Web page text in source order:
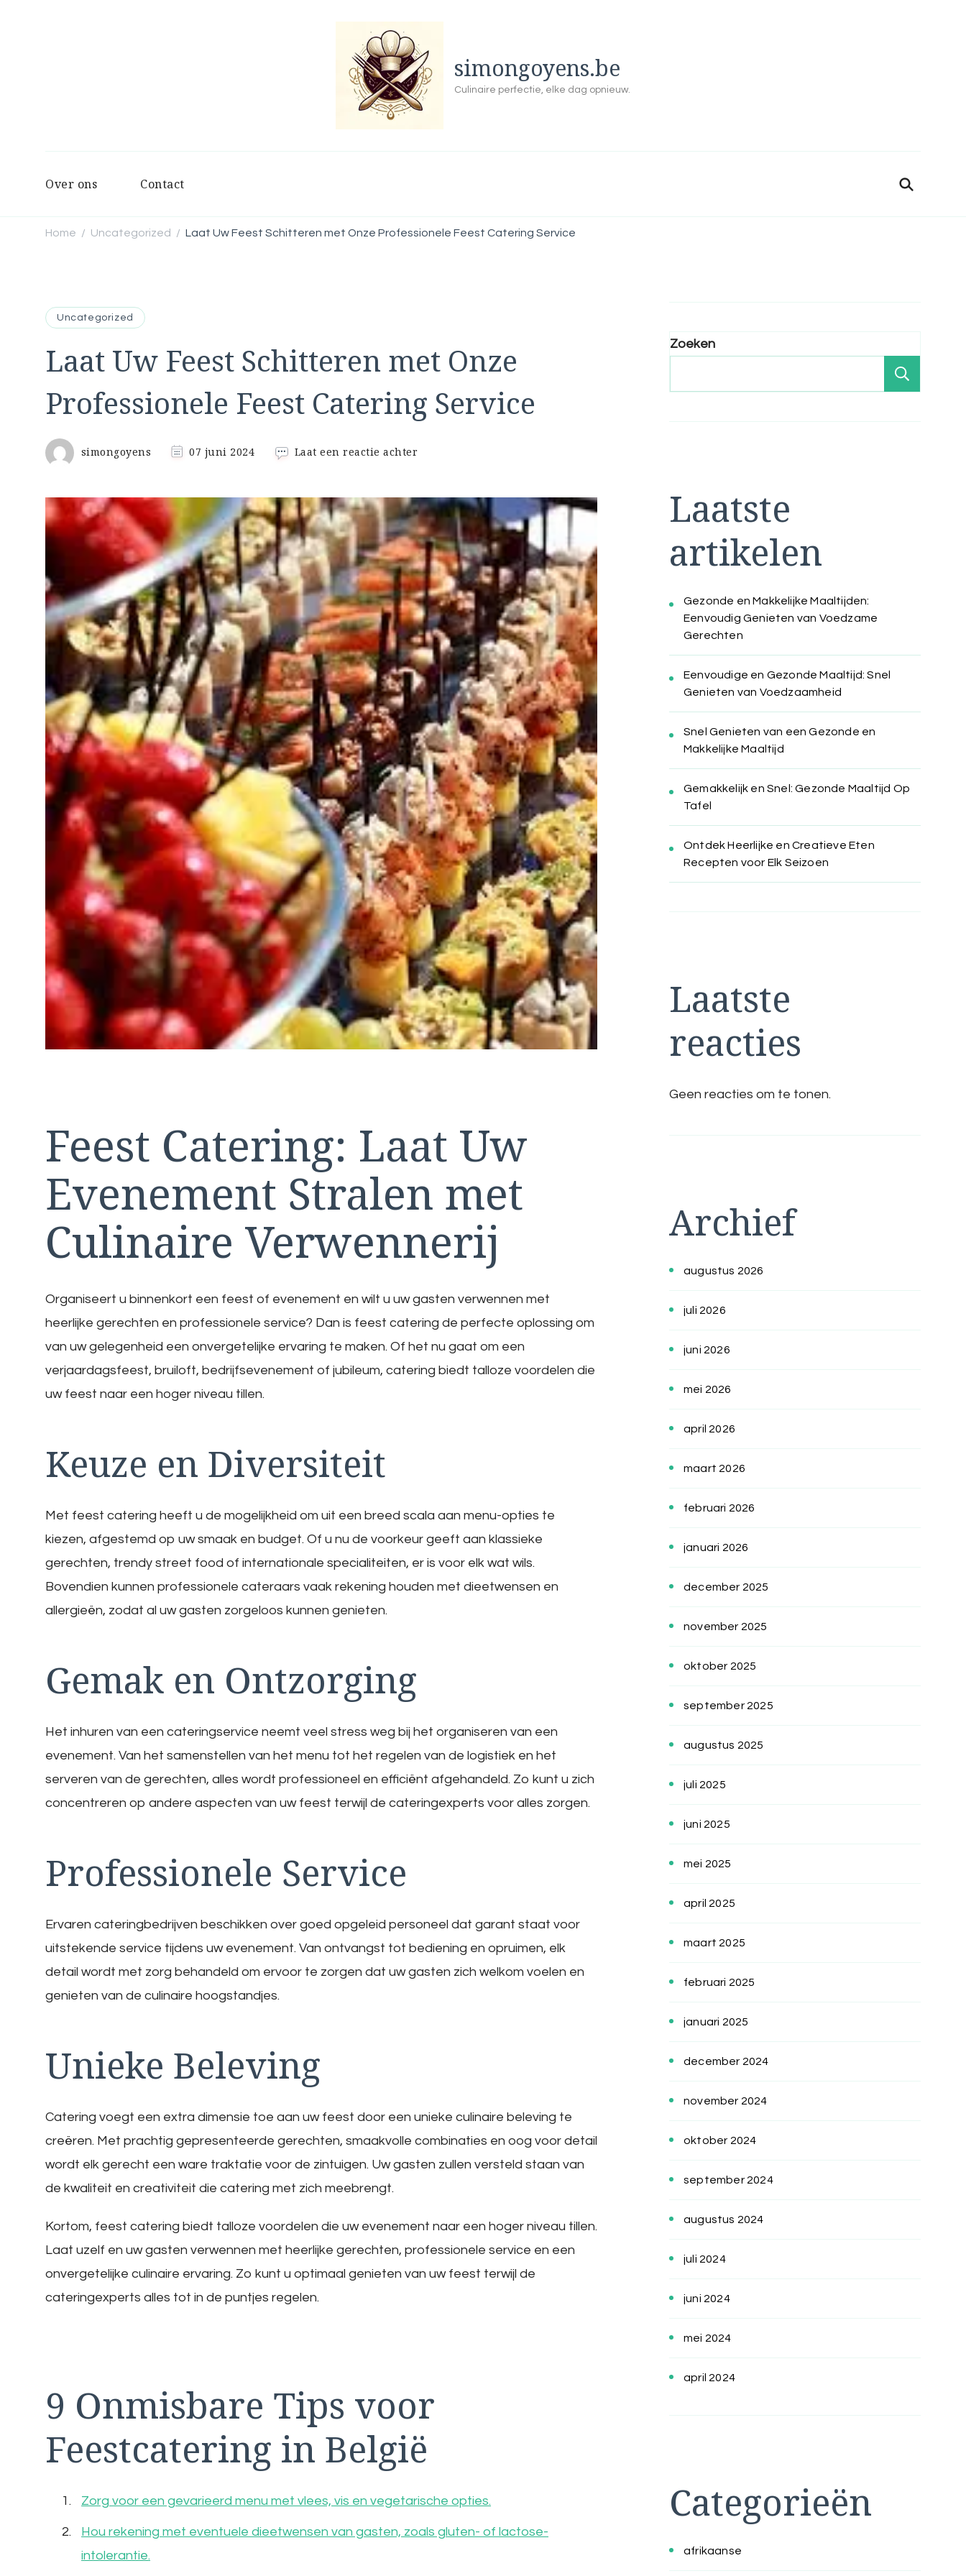
simongoyens.be
Culinaire perfectie, elke dag opnieuw.
Over ons Contact
Home / Uncategorized / Laat Uw Feest Schitteren met Onze Professionele Feest Catering Service
Uncategorized
Laat Uw Feest Schitteren met Onze
Professionele Feest Catering Service
simongoyens 07 juni 2024 Laat een reactie achter
Feest
Schitteren
met
Onze
Professionele
Feest
Catering
Service
Feest Catering: Laat Uw
Evenement Stralen met
Culinaire Verwennerij
Organiseert u binnenkort een feest of evenement en wilt u uw gasten verwennen met
heerlijke gerechten en professionele service? Dan is feest catering de perfecte oplossing om
van uw gelegenheid een onvergetelijke ervaring te maken. Of het nu gaat om een
verjaardagsfeest, bruiloft, bedrijfsevenement of jubileum, catering biedt talloze voordelen die
uw feest naar een hoger niveau tillen.
Keuze en Diversiteit
Met feest catering heeft u de mogelijkheid om uit een breed scala aan menu-opties te
kiezen, afgestemd op uw smaak en budget. Of u nu de voorkeur geeft aan klassieke
gerechten, trendy street food of internationale specialiteiten, er is voor elk wat wils.
Bovendien kunnen professionele cateraars vaak rekening houden met dieetwensen en
allergieën, zodat al uw gasten zorgeloos kunnen genieten.
Gemak en Ontzorging
Het inhuren van een cateringservice neemt veel stress weg bij het organiseren van een
evenement. Van het samenstellen van het menu tot het regelen van de logistiek en het
serveren van de gerechten, alles wordt professioneel en efficiënt afgehandeld. Zo kunt u zich
concentreren op andere aspecten van uw feest terwijl de cateringexperts voor alles zorgen.
Professionele Service
Ervaren cateringbedrijven beschikken over goed opgeleid personeel dat garant staat voor
uitstekende service tijdens uw evenement. Van ontvangst tot bediening en opruimen, elk
detail wordt met zorg behandeld om ervoor te zorgen dat uw gasten zich welkom voelen en
genieten van de culinaire hoogstandjes.
Unieke Beleving
Catering voegt een extra dimensie toe aan uw feest door een unieke culinaire beleving te
creëren. Met prachtig gepresenteerde gerechten, smaakvolle combinaties en oog voor detail
wordt elk gerecht een ware traktatie voor de zintuigen. Uw gasten zullen versteld staan van
de kwaliteit en creativiteit die catering met zich meebrengt.
Kortom, feest catering biedt talloze voordelen die uw evenement naar een hoger niveau tillen.
Laat uzelf en uw gasten verwennen met heerlijke gerechten, professionele service en een
onvergetelijke culinaire ervaring. Zo kunt u optimaal genieten van uw feest terwijl de
cateringexperts alles tot in de puntjes regelen.
9 Onmisbare Tips voor
Feestcatering in België
Zorg voor een gevarieerd menu met vlees, vis en vegetarische opties.
Hou rekening met eventuele dieetwensen van gasten, zoals gluten- of lactose-
intolerantie.
Zoeken
Laatste
artikelen
Gezonde en Makkelijke Maaltijden:
Eenvoudig Genieten van Voedzame
Gerechten
Eenvoudige en Gezonde Maaltijd: Snel
Genieten van Voedzaamheid
Snel Genieten van een Gezonde en
Makkelijke Maaltijd
Gemakkelijk en Snel: Gezonde Maaltijd Op
Tafel
Ontdek Heerlijke en Creatieve Eten
Recepten voor Elk Seizoen
Laatste
reacties
Geen reacties om te tonen.
Archief
augustus 2026
juli 2026
juni 2026
mei 2026
april 2026
maart 2026
februari 2026
januari 2026
december 2025
november 2025
oktober 2025
september 2025
augustus 2025
juli 2025
juni 2025
mei 2025
april 2025
maart 2025
februari 2025
januari 2025
december 2024
november 2024
oktober 2024
september 2024
augustus 2024
juli 2024
juni 2024
mei 2024
april 2024
Categorieën
afrikaanse